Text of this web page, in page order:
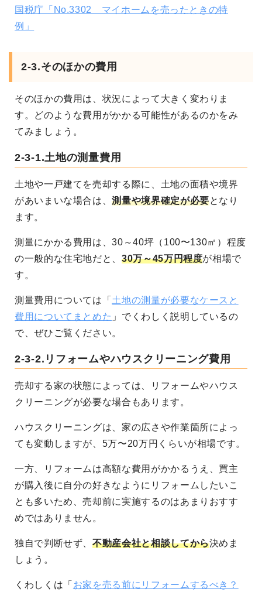
国税庁「No.3302 マイホームを売ったときの特
例」
2-3.そのほかの費用
そのほかの費用は、状況によって大きく変わりま
す。どのような費用がかかる可能性があるのかをみ
てみましょう。
2-3-1.土地の測量費用
土地や一戸建てを売却する際に、土地の面積や境界
があいまいな場合は、測量や境界確定が必要となり
ます。
測量にかかる費用は、30～40坪（100〜130㎡）程度
の一般的な住宅地だと、30万～45万円程度が相場で
す。
測量費用については「 土地の測量が必要なケースと
費用についてまとめた 」でくわしく説明しているの
で、ぜひご覧ください。
2-3-2.リフォームやハウスクリーニング費用
売却する家の状態によっては、リフォームやハウス
クリーニングが必要な場合もあります。
ハウスクリーニングは、家の広さや作業箇所によっ
ても変動しますが、5万〜20万円くらいが相場です。
一方、リフォームは高額な費用がかかるうえ、買主
が購入後に自分の好きなようにリフォームしたいこ
とも多いため、売却前に実施するのはあまりおすす
めではありません。
独自で判断せず、不動産会社と相談してから決めま
しょう。
くわしくは「 お家を売る前にリフォームするべき？